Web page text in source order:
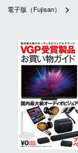
電子版（Fujisan）